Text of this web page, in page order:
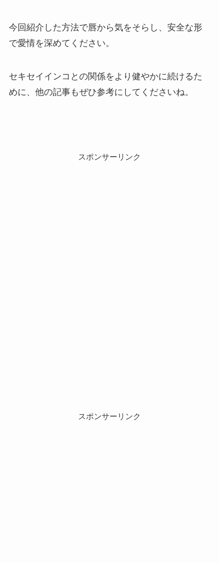
今回紹介した方法で唇から気をそらし、安全な形
で愛情を深めてください。
セキセイインコとの関係をより健やかに続けるた
めに、他の記事もぜひ参考にしてくださいね。
スポンサーリンク
スポンサーリンク